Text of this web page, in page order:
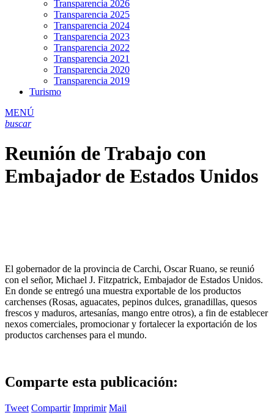
Transparencia 2026
Transparencia 2025
Transparencia 2024
Transparencia 2023
Transparencia 2022
Transparencia 2021
Transparencia 2020
Transparencia 2019
Turismo
MENÚ
buscar
Reunión de Trabajo con
Embajador de Estados Unidos
El gobernador de la provincia de Carchi, Oscar Ruano, se reunió
con el señor, Michael J. Fitzpatrick, Embajador de Estados Unidos.
En donde se entregó una muestra exportable de los productos
carchenses (Rosas, aguacates, pepinos dulces, granadillas, quesos
frescos y maduros, artesanías, mango entre otros), a fin de establecer
nexos comerciales, promocionar y fortalecer la exportación de los
productos carchenses para el mundo.
Comparte esta publicación:
Tweet Compartir Imprimir Mail